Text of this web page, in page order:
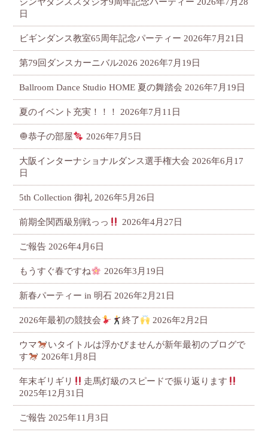
シンヤダンススタジオ9周年記念パーティー 2026年7月28
日
ビギンダンス教室65周年記念パーティー 2026年7月21日
第79回ダンスカーニバル2026 2026年7月19日
Ballroom Dance Studio HOME 夏の舞踏会 2026年7月19日
夏のイベント充実！！！ 2026年7月11日
🧅恭子の部屋 2026年7月5日
大阪インターナショナルダンス選手権大会 2026年6月17
日
5th Collection 御礼 2026年5月26日
前期全関西級別戦っっ 2026年4月27日
ご報告 2026年4月6日
もうすぐ春ですね 2026年3月19日
新春パーティー in 明石 2026年2月21日
2026年最初の競技会 終了 2026年2月2日
ウマ
いタイトルは浮かびませんが新年最初のブログで
す
2026年1月8日
年末ギリギリ
走馬灯級のスピードで振り返ります
2025年12月31日
ご報告 2025年11月3日